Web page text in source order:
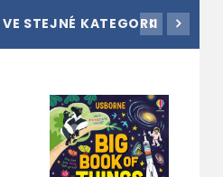
STEJNÉ KATEGORII